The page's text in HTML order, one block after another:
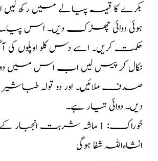
بکرے کا قیمہ پیالے میں رکھ لیں
ہوئی دوائی چھڑک دیں۔ اس
حکمت کریں۔ اسے دس کلو اوپلوں کی
نکال کر پیس لیں اب اس میں دو
صدف ملائیں۔ اور دو تولہ طباشیر
دیں۔ دوائی تیار ہے۔
خوراک: 1 ماشہ شربت
انشاءاللہ شفا ہوگی